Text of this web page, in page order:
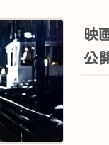
映
公